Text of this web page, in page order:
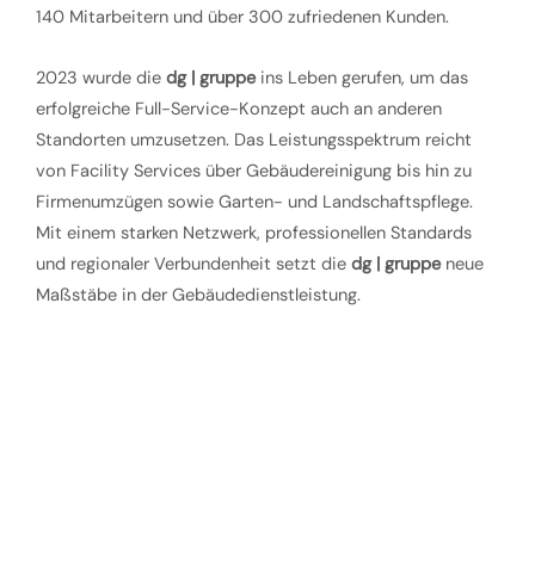
140 Mitarbeitern und über 300 zufriedenen Kunden.
2023 wurde die dg | gruppeins Leben gerufen, um das
erfolgreiche Full-Service-Konzept auch an anderen
Standorten umzusetzen. Das Leistungsspektrum reicht
von Facility Services über Gebäudereinigung bis hin zu
Firmenumzügen sowie Garten- und Landschaftspflege.
Mit einem starken Netzwerk, professionellen Standards
und regionaler Verbundenheit setzt die dg | gruppeneue
Maßstäbe in der Gebäudedienstleistung.